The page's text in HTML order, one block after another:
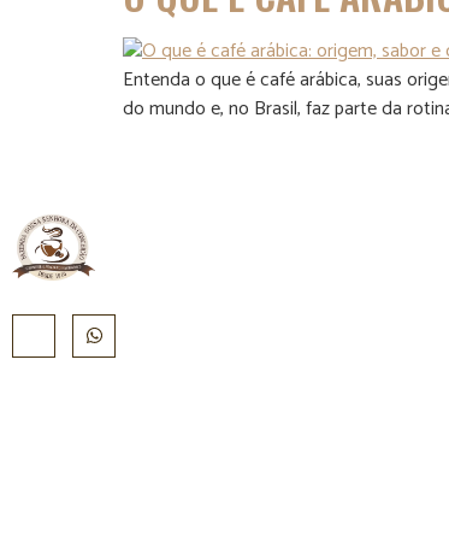
Entenda o que é café arábica, suas
do mundo e, no Brasil, faz parte da